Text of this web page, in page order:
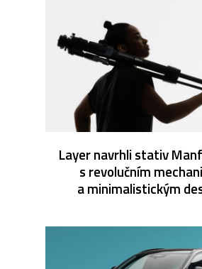
Layer navrhli stativ
s revolučním
a minimalistickým